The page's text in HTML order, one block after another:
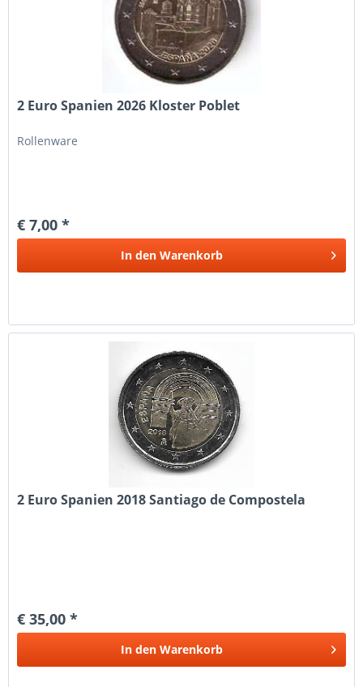
2 Euro Spanien 2026 Kloster Poblet
Rollenware
€ 7,00 *
In den Warenkorb
2 Euro Spanien 2018 Santiago de Compostela
€ 35,00 *
In den Warenkorb